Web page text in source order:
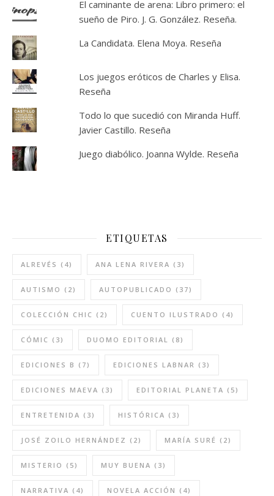
El caminante de arena: Libro primero: el
sueño de Piro. J. G. González. Reseña.
La Candidata. Elena Moya. Reseña
Los juegos eróticos de Charles y Elisa.
Reseña
Todo lo que sucedió con Miranda Huff.
Javier Castillo. Reseña
Juego diabólico. Joanna Wylde. Reseña
ETIQUETAS
ALREVÉS (4) ANA LENA RIVERA (3)
AUTISMO (2) AUTOPUBLICADO (37)
COLECCIÓN CHIC (2) CUENTO ILUSTRADO (4)
CÓMIC (3) DUOMO EDITORIAL (8)
EDICIONES B (7) EDICIONES LABNAR (3)
EDICIONES MAEVA (3) EDITORIAL PLANETA (5)
ENTRETENIDA (3) HISTÓRICA (3)
JOSÉ ZOILO HERNÁNDEZ (2) MARÍA SURÉ (2)
MISTERIO (5) MUY BUENA (3)
NARRATIVA (4) NOVELA ACCIÓN (4)